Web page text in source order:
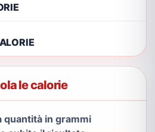
le calorie
quantità in grammi